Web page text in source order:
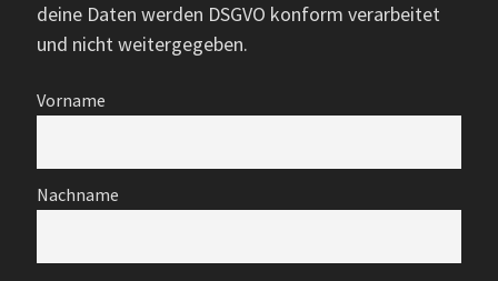
deine Daten werden DSGVO konform verarbeitet
und nicht weitergegeben.
Vorname
Nachname